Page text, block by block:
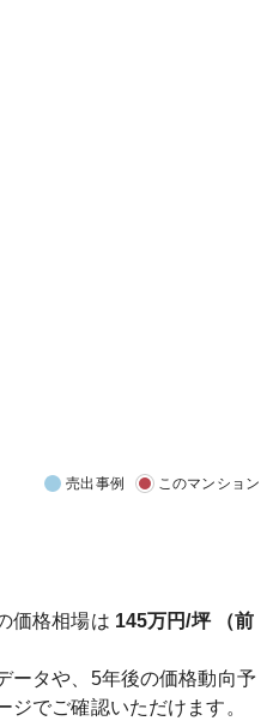
売出事例 このマンション
価格相場は 145万円/坪 （前
ータや、5年後の価格動向予
ジでご確認いただけます。